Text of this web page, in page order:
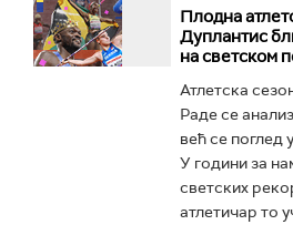
Плодна
Дуплантис
на светском
Атлетска
Раде се
већ се поглед
У години за
светских
атлетичар то